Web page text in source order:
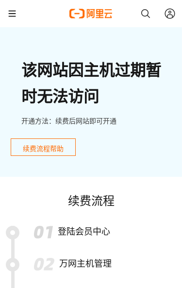
该网站因主机过期暂
时无法访问
开通方法：续费后网站即可开通
续费流程帮助
续费流程
登陆会员中心
万网主机管理